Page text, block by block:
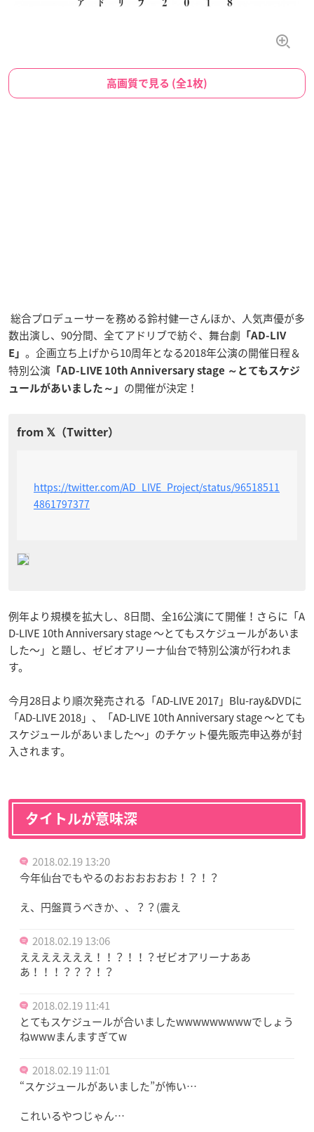
高画質で見る (全1枚)
総合プロデューサーを務める鈴村健一さんほか、人気声優が多
数出演し、90分間、全てアドリブで紡ぐ、舞台劇 「AD-LIV
E」 。企画立ち上げから10周年となる2018年公演の開催日程＆
特別公演 「AD-LIVE 10th Anniversary stage ～とてもスケジ
ュールがあいました～」 の開催が決定！
https://twitter.com/AD_LIVE_Project/status/96518511
4861797377
例年より規模を拡大し、8日間、全16公演にて開催！さらに「A
D-LIVE 10th Anniversary stage ～とてもスケジュールがあいま
した～」と題し、ゼビオアリーナ仙台で特別公演が行われま
す。
今月28日より順次発売される「AD-LIVE 2017」Blu-ray&DVDに
「AD-LIVE 2018」、「AD-LIVE 10th Anniversary stage ～とても
スケジュールがあいました～」のチケット優先販売申込券が封
入されます。
タイトルが意味深
2018.02.19 13:20
今年仙台でもやるのおおおおおお！？！？
え、円盤買うべきか、、？？(震え
2018.02.19 13:06
えええええええ！！？！！？ゼビオアリーナああ
あ！！！？？？！？
2018.02.19 11:41
とてもスケジュールが合いましたwwwwwwwwwでしょう
ねwwwまんますぎてw
2018.02.19 11:01
“スケジュールがあいました”が怖い…
これいるやつじゃん…